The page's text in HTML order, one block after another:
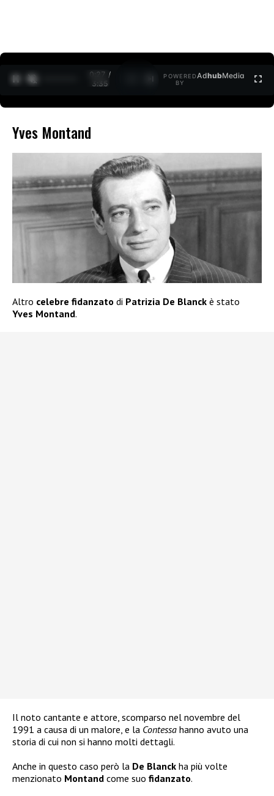
0:27 /
3:35
POWERED
BY
AdhubMedia
Yves Montand
Altro celebre fidanzato di Patrizia De Blanck è stato
Yves Montand.
Il noto cantante e attore, scomparso nel novembre del
1991 a causa di un malore, e la Contessa hanno avuto una
storia di cui non si hanno molti dettagli.
Anche in questo caso però la De Blanck ha più volte
menzionato Montand come suo fidanzato.